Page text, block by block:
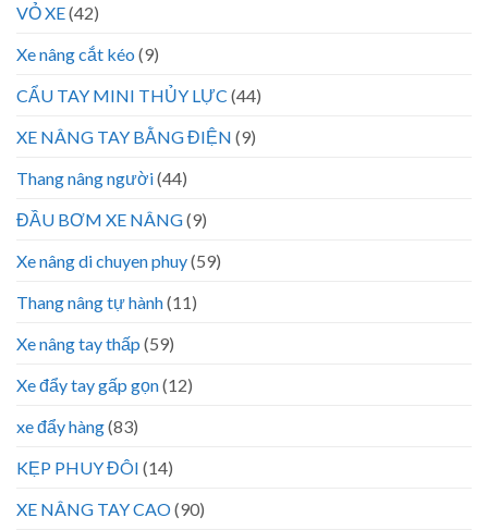
VỎ XE(42)
Xe nâng cắt kéo (9)
CẨU TAY MINI THỦY LỰC (44)
XE NÂNG TAY BẰNG ĐIỆN (9)
Thang nâng người(44)
ĐẦU BƠM XE NÂNG(9)
Xe nâng di chuyen phuy(59)
Thang nâng tự hành(11)
Xe nâng tay thấp (59)
Xe đẩy tay gấp gọn(12)
xe đẩy hàng(83)
KẸP PHUY ĐÔI (14)
XE NÂNG TAY CAO(90)